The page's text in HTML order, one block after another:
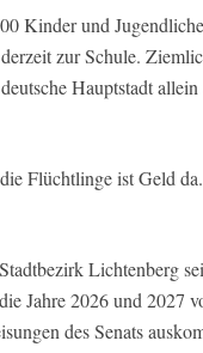
Kinder und
zur Schule.
Hauptstadt
Flüchtlinge ist Geld
Lichtenberg
Jahre 2026 und 2027
des Senats